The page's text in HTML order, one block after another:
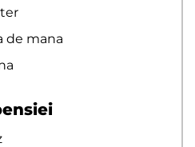
de mana